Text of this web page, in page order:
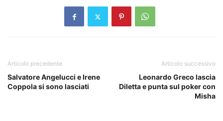
Articolo precedente
Salvatore Angelucci e Irene
Coppola si sono lasciati
Articolo successivo
Leonardo Greco lascia
Diletta e punta sul poker con
Misha